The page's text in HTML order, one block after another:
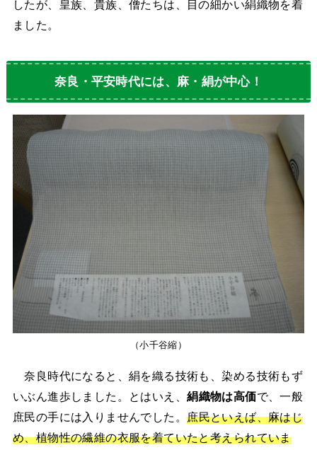
したが、皇族、貴族、僧たちは、目の細かい絹織物を着
ました。
奈良・平安時代には、麻・絹が中心！
（小千谷縮）
奈良時代になると、絹を織る技術も、染める技術もず
いぶん進歩しました。とはいえ、絹織物は高価で、一般
庶民の手には入りませんでした。庶民といえば、麻はじ
め、植物性の繊維の衣服を着ていたと考えられていま